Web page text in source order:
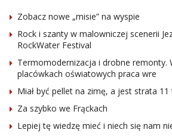
Zobacz nowe „misie” na wyspie
Rock i szanty w malowniczej scenerii
RockWater Festival
Termomodernizacja i drobne remonty.
placówkach oświatowych praca wre
Miał być pellet na zimę, a jest strata 11
Za szybko we Frąckach
Lepiej tę wiedzę mieć i niech się nam